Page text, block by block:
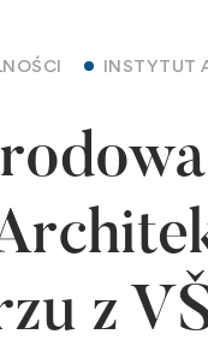
INSTYTUT
z